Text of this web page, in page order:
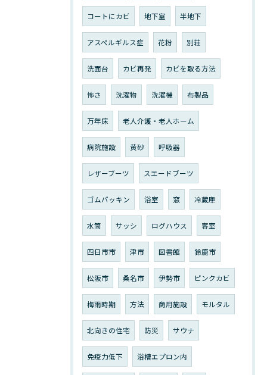
コートにカビ 地下室 半地下
アスペルギルス症 花粉 別荘
洗面台 カビ再発 カビを取る方法
怖さ 洗濯物 洗濯機 布製品
万年床 老人介護・老人ホーム
病院施設 黄砂 呼吸器
レザーブーツ スエードブーツ
ゴムパッキン 浴室 窓 冷蔵庫
水筒 サッシ ログハウス 客室
四日市市 津市 図書館 鈴鹿市
松阪市 桑名市 伊勢市 ピンクカビ
梅雨時期 方法 商用施設 モルタル
北向きの住宅 防災 サウナ
免疫力低下 浴槽エプロン内